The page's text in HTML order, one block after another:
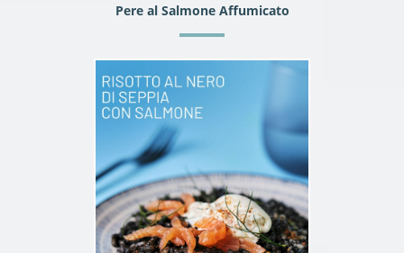
Pere al Salmone Affumicato